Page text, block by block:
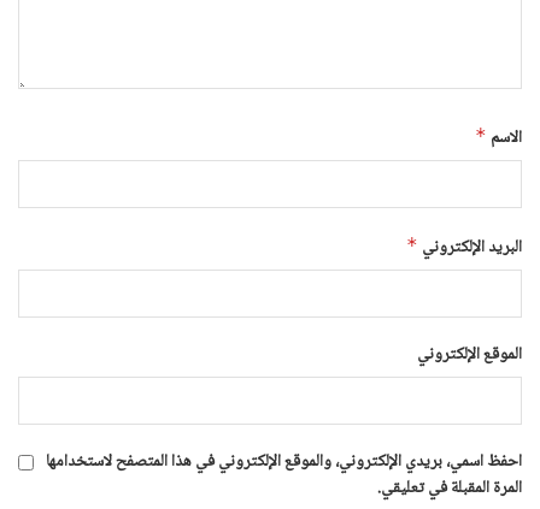
الاسم *
البريد الإلكتروني *
الموقع الإلكتروني
احفظ اسمي، بريدي الإلكتروني، والموقع الإلكتروني في هذا المتصفح لاستخدامها
المرة المقبلة في تعليقي.